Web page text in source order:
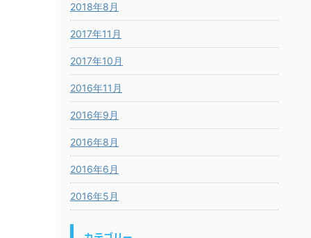
2018年8月
2017年11月
2017年10月
2016年11月
2016年9月
2016年8月
2016年6月
2016年5月